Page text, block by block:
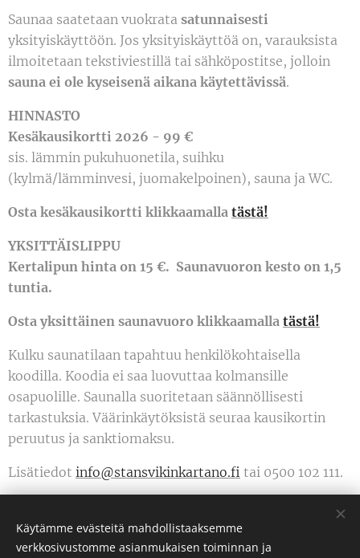
Saunaa saatetaan vuokrata satunnaisesti
yksityiskäyttöön. Jos yksityiskäyttöä on, varauksista
ilmoitetaan tekstiviestillä tai sähköpostitse, jolloin
sauna ei ole kyseisenä aikana käytettävissä.
HINNASTO
Kesäkausikortti 2026 - 99 €
sis. lämmin pukuhuonetila, suihku
(kylmä/lämminvesi, juomakelpoinen), sauna ja WC.
Osta kesäkausikortti klikkaamalla tästä!
YKSITTÄISLIPPU
Kertalipun hinta on 15 €. Saunavuoron kesto on 1,5
tuntia.
Osta yksittäinen saunavuoro klikkaamalla tästä!
Kulku saunatilaan tapahtuu henkilökohtaisella
koodilla. Koodia ei saa luovuttaa kolmansille
osapuolille. Saunalla suoritetaan säännöllisesti
tarkastuksia. Väärinkäytöksistä seuraa kausikortin
peruutus ja sanktiomaksu.
Lisätiedot info@stansvikinkartano.fi tai 0500 102 111.
Käytämme evästeitä mahdollistaaksemme
verkkosivustomme asianmukaisen toiminnan ja